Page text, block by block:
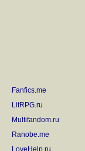
Fanfics.me
LitRPG.ru
Multifandom.ru
Ranobe.me
LoveHelp.ru